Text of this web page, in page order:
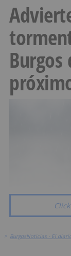
> BurgosNoticias - El